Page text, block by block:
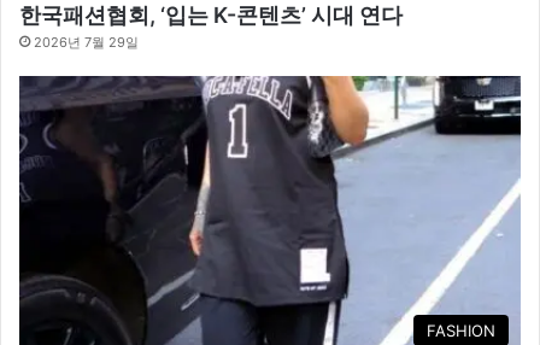
한국패션협회, ‘입는 K-콘텐츠’ 시대 연다
2026년 7월 29일
FASHION